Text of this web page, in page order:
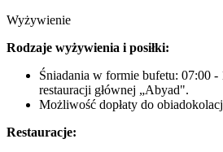
Wyżywienie
Rodzaje wyżywienia i posiłki:
Śniadania w formie bufetu: 07:00 -
restauracji głównej „Abyad".
Możliwość dopłaty do
Restauracje: